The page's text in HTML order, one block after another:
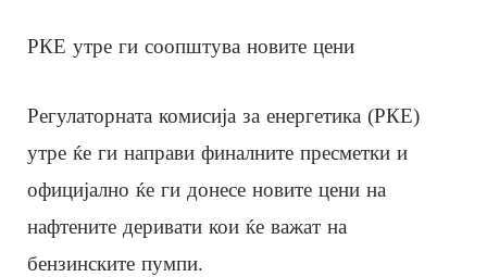
РКЕ утре ги соопштува новите цени
Регулаторната комисија за енергетика (РКЕ)
утре ќе ги направи финалните пресметки и
официјално ќе ги донесе новите цени на
нафтените деривати кои ќе важат на
бензинските пумпи.